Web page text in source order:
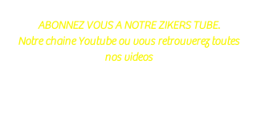
ABONNEZ VOUS A NOTRE ZIKERS TUBE.
Notre chaine Youtube ou vous retrouverez toutes
nos videos